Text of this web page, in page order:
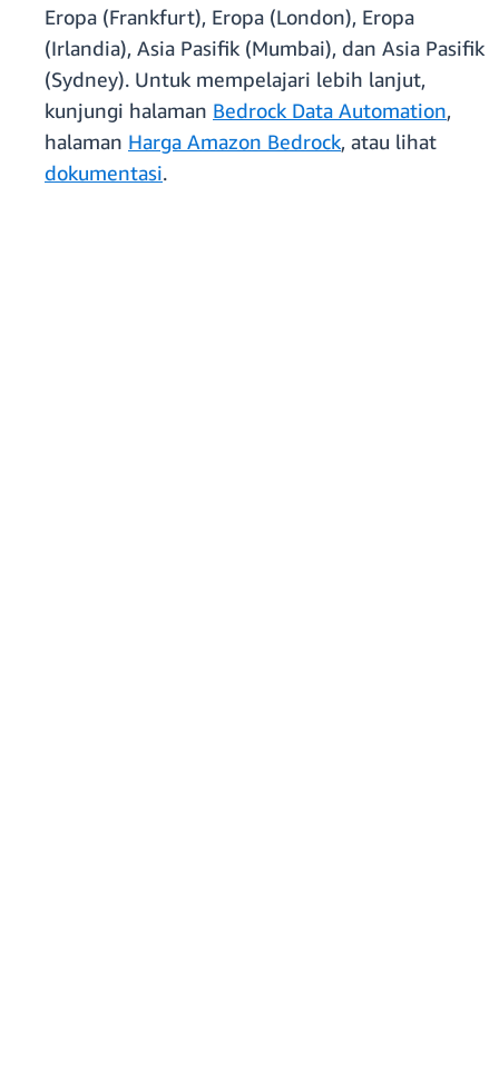
Eropa (Frankfurt), Eropa (London), Eropa
(Irlandia), Asia Pasifik (Mumbai), dan Asia Pasifik
(Sydney). Untuk mempelajari lebih lanjut,
kunjungi halaman Bedrock Data Automation,
halaman Harga Amazon Bedrock, atau lihat
dokumentasi.